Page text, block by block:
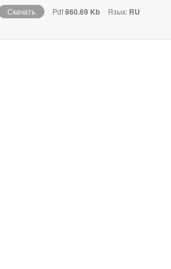
Скачать Pdf860.69 Kb Язык: RU